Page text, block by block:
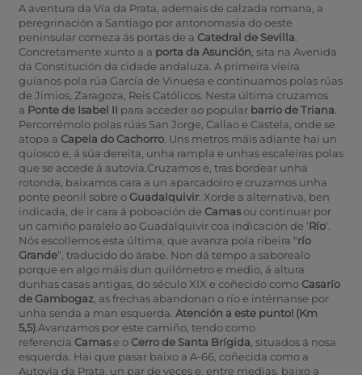
A aventura da Vía da Prata, ademais de calzada romana, a
peregrinación a Santiago por antonomasia do oeste
peninsular comeza ás portas de a Catedral de Sevilla
Concretamente xunto a a porta da Asunción , sita na Avenida
da Constitución da cidade andaluza. A primeira vieira
guíanos pola rúa García de Vinuesa e continuamos polas rúas
de Jimios, Zaragoza, Reis Católicos. Nesta última cruzamos
a Ponte de Isabel II para acceder ao popular barrio de Triana
Percorrémolo polas rúas San Jorge, Callao e Castela, onde se
atopa a Capela do Cachorro. Uns metros máis adiante hai un
quiosco e, á súa dereita, unha rampla e unhas escaleiras polas
que se accede á autovía.Cruzamos e, tras bordear unha
rotonda, baixamos cara a un aparcadoiro e cruzamos unha
ponte peonil sobre o Guadalquivir. Xorde a alternativa, ben
indicada, de ir cara á poboación de Camasou continuar por
un camiño paralelo ao Guadalquivir coa indicación de ‘Río’.
Nós escollemos esta última, que avanza pola ribeira “río
Grande”, traducido do árabe. Non dá tempo a saborealo
porque en algo máis dun quilómetro e medio, á altura
dunhas casas antigas, do século XIX e coñecido como Casarío
de Gambogaz, as frechas abandonan o río e intérnanse por
unha senda a man esquerda. Atención a este punto! (Km
5,5).Avanzamos por este camiño, tendo como
referencia Camase o Cerro de Santa Brígida , situados á nosa
esquerda. Hai que pasar baixo a A-66, coñecida como a
Autovía da Prata, un par de veces e, entre medias, baixo a